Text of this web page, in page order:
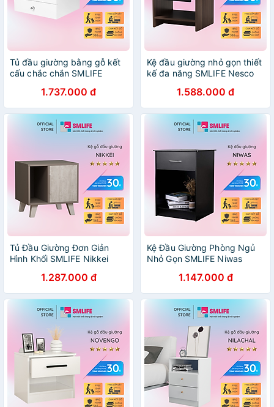
Tủ đầu giường bằng gỗ kết
cấu chắc chắn SMLIFE
1.737.000 đ
Kệ đầu giường nhỏ gọn thiết
kế đa năng SMLIFE Nesco
1.588.000 đ
Tủ Đầu Giường Đơn Giản
Hình Khối SMLIFE Nikkei
1.287.000 đ
Kệ Đầu Giường Phòng Ngủ
Nhỏ Gọn SMLIFE Niwas
1.147.000 đ